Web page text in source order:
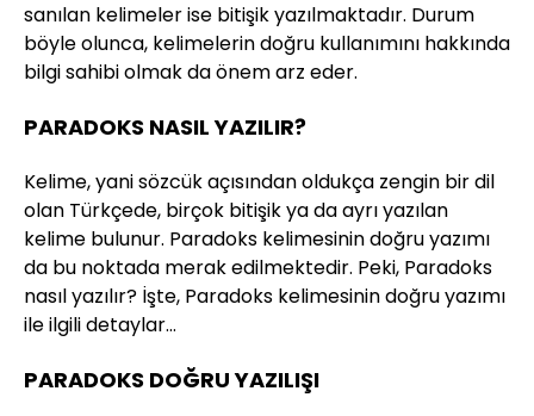
sanılan kelimeler ise bitişik yazılmaktadır. Durum
böyle olunca, kelimelerin doğru kullanımını hakkında
bilgi sahibi olmak da önem arz eder.
PARADOKS NASIL YAZILIR?
Kelime, yani sözcük açısından oldukça zengin bir dil
olan Türkçede, birçok bitişik ya da ayrı yazılan
kelime bulunur. Paradoks kelimesinin doğru yazımı
da bu noktada merak edilmektedir. Peki, Paradoks
nasıl yazılır? İşte, Paradoks kelimesinin doğru yazımı
ile ilgili detaylar…
PARADOKS DOĞRU YAZILIŞI